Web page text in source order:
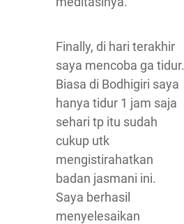
Finally, di hari terakhir
saya mencoba ga tidur.
Biasa di Bodhigiri saya
hanya tidur 1 jam saja
sehari tp itu sudah
cukup utk
mengistirahatkan
badan jasmani ini.
Saya berhasil
menyelesaikan